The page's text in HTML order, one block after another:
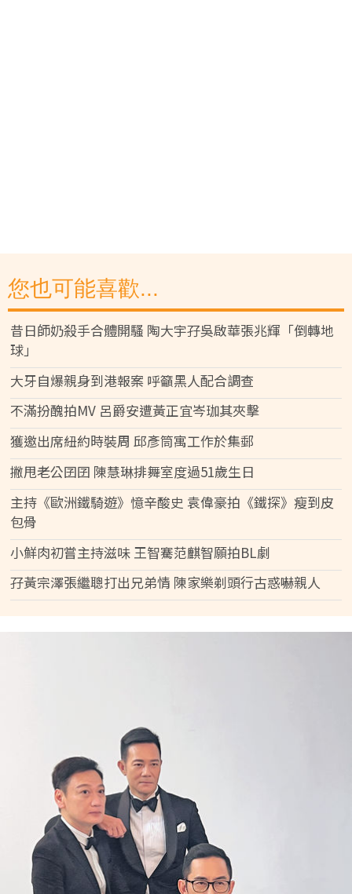
您也可能喜歡...
昔日師奶殺手合體開騷 陶大宇孖吳啟華張兆輝「倒轉地
球」
大牙自爆親身到港報案 呼籲黑人配合調查
不滿扮醜拍MV 呂爵安遭黃正宜岑珈其夾擊
獲邀出席紐約時裝周 邱彥筒寓工作於集郵
撇甩老公囝囝 陳慧琳排舞室度過51歲生日
主持《歐洲鐵騎遊》憶辛酸史 袁偉豪拍《鐵探》瘦到皮
包骨
小鮮肉初嘗主持滋味 王智騫范麒智願拍BL劇
孖黃宗澤張繼聰打出兄弟情 陳家樂剃頭行古惑嚇親人